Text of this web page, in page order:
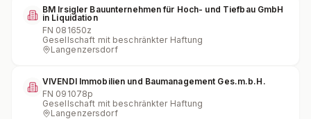
BM Irsigler Bauunternehmen für Hoch- und Tiefbau GmbH
in Liquidation
FN 081650z
Gesellschaft mit beschränkter Haftung
Langenzersdorf
VIVENDI Immobilien und Baumanagement Ges.m.b.H.
FN 091078p
Gesellschaft mit beschränkter Haftung
Langenzersdorf